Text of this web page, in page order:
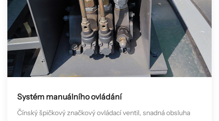
Systém manuálního ovládání
Čínský špičkový značkový ovládací ventil, snadná obsluha